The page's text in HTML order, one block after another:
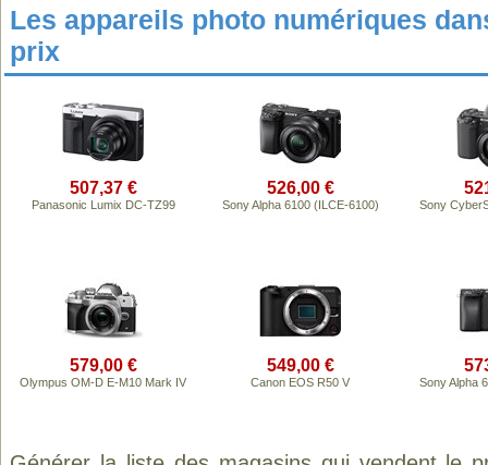
Les appareils photo numériques
prix
507,37 €
Panasonic Lumix DC-TZ99
526,00 €
Sony Alpha 6100 (ILCE-6100) Sony
579,00 €
Olympus OM-D E-M10 Mark IV
549,00 €
Canon EOS R50 V Sony Alpha